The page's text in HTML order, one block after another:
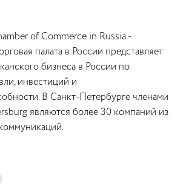
of Commerce in Russia -
палата в России представляет
бизнеса в России по
инвестиций и
В Санкт-Петербурге членами
являются более 30 компаний из